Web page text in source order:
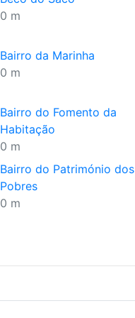
0 m
Bairro da Marinha
0 m
Bairro do Fomento da
Habitação
0 m
Bairro do Património dos
Pobres
0 m